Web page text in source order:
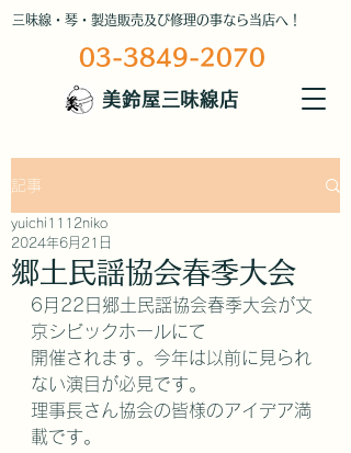
三味線・琴・製造販売及び修理の事なら当店へ！
美鈴屋三味線店
03-3849-2070
記事
郷土民謡協会春季大会
yuichi1112niko
2024年6月21日
6月22日郷土民謡協会春季大会が文
京シビックホールにて
開催されます。今年は以前に見られ
ない演目が必見です。
理事長さん協会の皆様のアイデア満
載です。